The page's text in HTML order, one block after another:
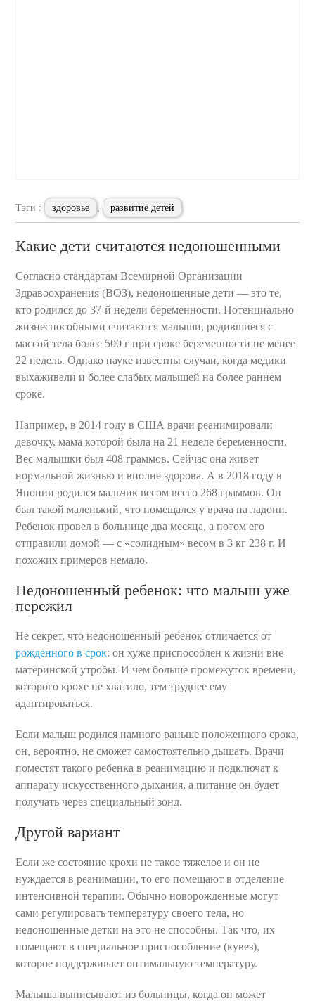
Тэги : здоровье развитие детей
Какие дети считаются недоношенными
Согласно стандартам Всемирной Организации
Здравоохранения (ВОЗ), недоношенные дети — это те,
кто родился до 37-й недели беременности. Потенциально
жизнеспособными считаются малыши, родившиеся с
массой тела более 500 г при сроке беременности не менее
22 недель. Однако науке известны случаи, когда медики
выхаживали и более слабых малышей на более раннем
сроке.
Например, в 2014 году в США врачи реанимировали
девочку, мама которой была на 21 неделе беременности.
Вес малышки был 408 граммов. Сейчас она живет
нормальной жизнью и вполне здорова. А в 2018 году в
Японии родился мальчик весом всего 268 граммов. Он
был такой маленький, что помещался у врача на ладони.
Ребенок провел в больнице два месяца, а потом его
отправили домой — с «солидным» весом в 3 кг 238 г. И
похожих примеров немало.
Недоношенный ребенок: что малыш уже
пережил
Не секрет, что недоношенный ребенок отличается от
рожденного в срок: он хуже приспособлен к жизни вне
материнской утробы. И чем больше промежуток времени,
которого крохе не хватило, тем труднее ему
адаптироваться.
Если малыш родился намного раньше положенного срока,
он, вероятно, не сможет самостоятельно дышать. Врачи
поместят такого ребенка в реанимацию и подключат к
аппарату искусственного дыхания, а питание он будет
получать через специальный зонд.
Другой вариант
Если же состояние крохи не такое тяжелое и он не
нуждается в реанимации, то его помещают в отделение
интенсивной терапии. Обычно новорожденные могут
сами регулировать температуру своего тела, но
недоношенные детки на это не способны. Так что, их
помещают в специальное приспособление (кувез),
которое поддерживает оптимальную температуру.
Малыша выписывают из больницы, когда он может